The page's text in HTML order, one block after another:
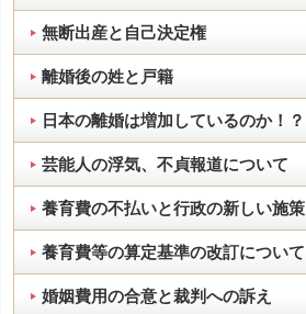
無断出産と自己決定権
離婚後の姓と戸籍
日本の離婚は増加しているのか！？
芸能人の浮気、不貞報道について
養育費の不払いと行政の新しい施策
養育費等の算定基準の改訂について
婚姻費用の合意と裁判への訴え